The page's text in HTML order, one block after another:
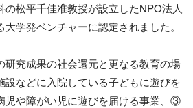
の松平千佳准教授が設立したNPO法人
学発ベンチャーに認定されました。
研究成果の社会還元と更なる教育の場
などに入院している子どもに遊びを
児や障がい児に遊びを届ける事業、③